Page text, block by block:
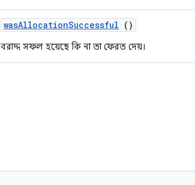
wasAllocationSuccessful ()
বরাদ্দ সফল হয়েছে কি না তা ফেরত দেয়।